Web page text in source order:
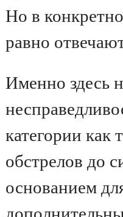
Но в
равно
Именно здесь
категории как
обстрелов до
основанием